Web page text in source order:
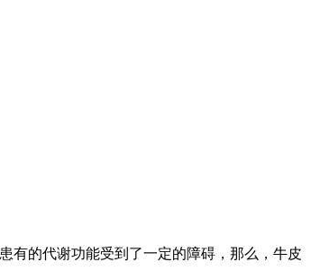
有的代谢功能受到了一定的障碍，那么，牛皮